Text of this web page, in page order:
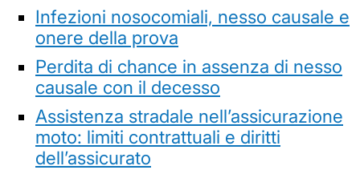
Infezioni nosocomiali, nesso causale e
onere della prova
Perdita di chance in assenza di nesso
causale con il decesso
Assistenza stradale nell’assicurazione
moto: limiti contrattuali e diritti
dell’assicurato